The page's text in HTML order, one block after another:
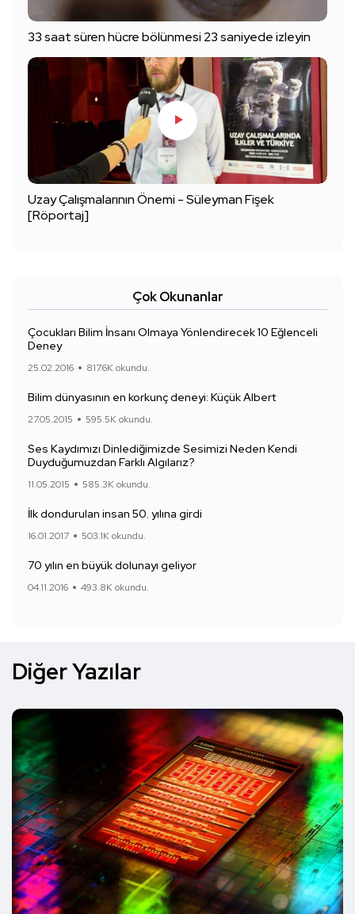
33 saat süren hücre bölünmesi 23 saniyede izleyin
Uzay Çalışmalarının Önemi - Süleyman Fişek
[Röportaj]
Çok Okunanlar
Çocukları Bilim İnsanı Olmaya Yönlendirecek 10 Eğlenceli
Deney
25.02.2016 817.6K okundu.
Bilim dünyasının en korkunç deneyi: Küçük Albert
27.05.2015 595.5K okundu.
Ses Kaydımızı Dinlediğimizde Sesimizi Neden Kendi
Duyduğumuzdan Farklı Algılarız?
11.05.2015 585.3K okundu.
İlk dondurulan insan 50. yılına girdi
16.01.2017 503.1K okundu.
70 yılın en büyük dolunayı geliyor
04.11.2016 493.8K okundu.
Diğer Yazılar